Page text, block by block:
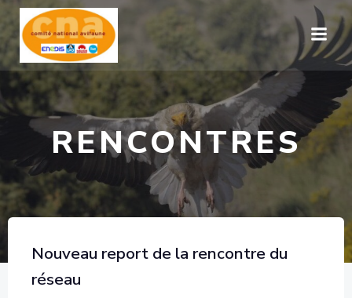
au
contenu
RENCONTRES
Nouveau report de la rencontre du
réseau